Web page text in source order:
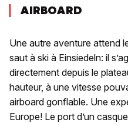
AIRBOARD
Une autre aventure attend
saut à ski à Einsiedeln: il
directement depuis le
hauteur, à une vitesse
airboard gonflable. Une
Europe! Le port d’un